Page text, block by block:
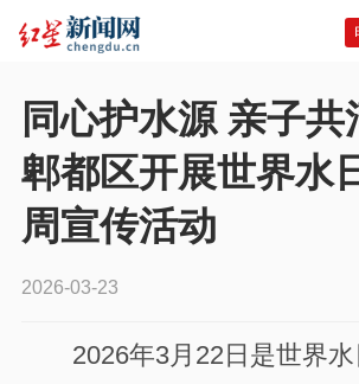
同心护水源 亲子
郫都区开展世界水
周宣传活动
2026-03-23
2026年3月22日是世界水